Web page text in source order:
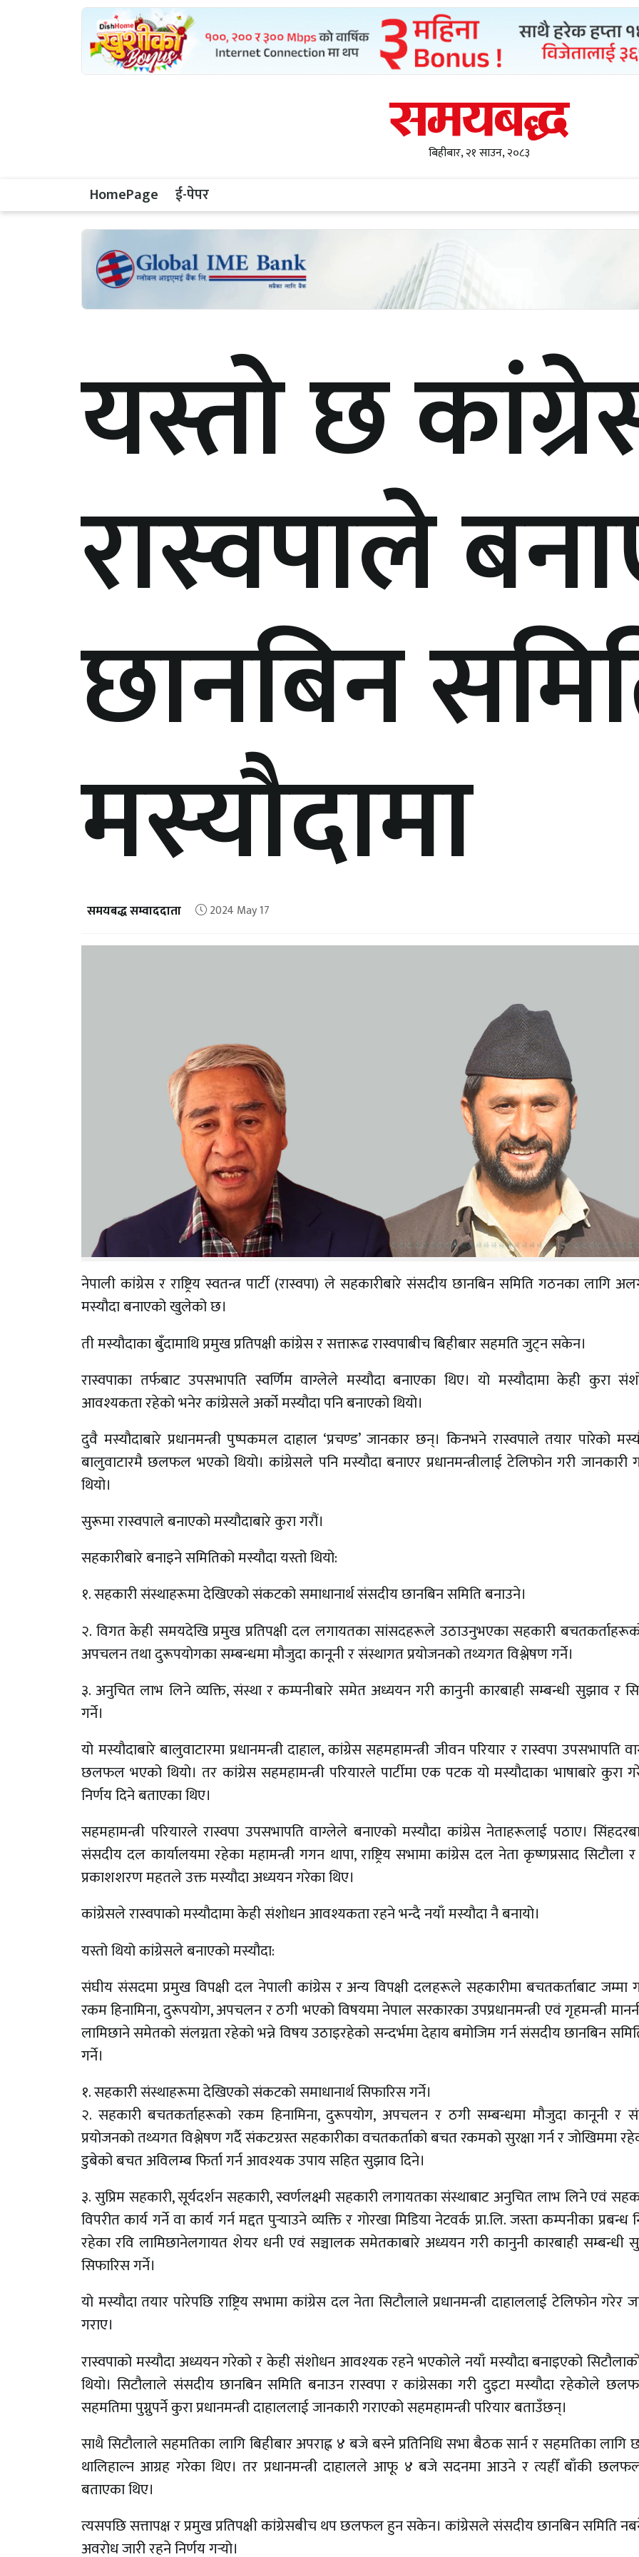
बिहीबार, २१ साउन, २०८३
HomePage ई-पेपर
यस्तो छ
रास्वपाले
छानबिन
मस्यौदामा
समयबद्ध सम्वाददाता 2024 May 17
नेपाली कांग्रेस र राष्ट्रिय स्वतन्त्र पार्टी (रास्वपा) ले सहकारीबारे संसदीय छानबिन समिति गठनका लागि
मस्यौदा बनाएको खुलेको छ।
ती मस्यौदाका बुँदामाथि प्रमुख प्रतिपक्षी कांग्रेस र सत्तारूढ रास्वपाबीच बिहीबार सहमति जुट्न सकेन।
रास्वपाका तर्फबाट उपसभापति स्वर्णिम वाग्लेले मस्यौदा बनाएका थिए। यो मस्यौदामा केही कुरा
आवश्यकता रहेको भनेर कांग्रेसले अर्को मस्यौदा पनि बनाएको थियो।
दुवै मस्यौदाबारे प्रधानमन्त्री पुष्पकमल दाहाल ‘प्रचण्ड’ जानकार छन्। किनभने रास्वपाले तयार पारेको
बालुवाटारमै छलफल भएको थियो। कांग्रेसले पनि मस्यौदा बनाएर प्रधानमन्त्रीलाई टेलिफोन गरी जानकारी
थियो।
सुरूमा रास्वपाले बनाएको मस्यौदाबारे कुरा गरौं।
सहकारीबारे बनाइने समितिको मस्यौदा यस्तो थियो:
१. सहकारी संस्थाहरूमा देखिएको संकटको समाधानार्थ संसदीय छानबिन समिति बनाउने।
२. विगत केही समयदेखि प्रमुख प्रतिपक्षी दल लगायतका सांसदहरूले उठाउनुभएका सहकारी
अपचलन तथा दुरूपयोगका सम्बन्धमा मौजुदा कानूनी र संस्थागत प्रयोजनको तथ्यगत विश्लेषण गर्ने।
३. अनुचित लाभ लिने व्यक्ति, संस्था र कम्पनीबारे समेत अध्ययन गरी कानुनी कारबाही सम्बन्धी सुझाव र
गर्ने।
यो मस्यौदाबारे बालुवाटारमा प्रधानमन्त्री दाहाल, कांग्रेस सहमहामन्त्री जीवन परियार र रास्वपा उपसभापति
छलफल भएको थियो। तर कांग्रेस सहमहामन्त्री परियारले पार्टीमा एक पटक यो मस्यौदाका भाषाबारे कुरा
निर्णय दिने बताएका थिए।
सहमहामन्त्री परियारले रास्वपा उपसभापति वाग्लेले बनाएको मस्यौदा कांग्रेस नेताहरूलाई पठाए।
संसदीय दल कार्यालयमा रहेका महामन्त्री गगन थापा, राष्ट्रिय सभामा कांग्रेस दल नेता कृष्णप्रसाद सिटौला र
प्रकाशशरण महतले उक्त मस्यौदा अध्ययन गरेका थिए।
कांग्रेसले रास्वपाको मस्यौदामा केही संशोधन आवश्यकता रहने भन्दै नयाँ मस्यौदा नै बनायो।
यस्तो थियो कांग्रेसले बनाएको मस्यौदा:
संघीय संसदमा प्रमुख विपक्षी दल नेपाली कांग्रेस र अन्य विपक्षी दलहरूले सहकारीमा बचतकर्ताबाट जम्मा
रकम हिनामिना, दुरूपयोग, अपचलन र ठगी भएको विषयमा नेपाल सरकारका उपप्रधानमन्त्री एवं गृहमन्त्री
लामिछाने समेतको संलग्नता रहेको भन्ने विषय उठाइरहेको सन्दर्भमा देहाय बमोजिम गर्न संसदीय छानबिन
गर्ने।
१. सहकारी संस्थाहरूमा देखिएको संकटको समाधानार्थ सिफारिस गर्ने।
२. सहकारी बचतकर्ताहरूको रकम हिनामिना, दुरूपयोग, अपचलन र ठगी सम्बन्धमा मौजुदा कानूनी र
प्रयोजनको तथ्यगत विश्लेषण गर्दै संकटग्रस्त सहकारीका वचतकर्ताको बचत रकमको सुरक्षा गर्न र जोखिममा
डुबेको बचत अविलम्ब फिर्ता गर्न आवश्यक उपाय सहित सुझाव दिने।
३. सुप्रिम सहकारी, सूर्यदर्शन सहकारी, स्वर्णलक्ष्मी सहकारी लगायतका संस्थाबाट अनुचित लाभ लिने एवं
विपरीत कार्य गर्ने वा कार्य गर्न मद्दत पुर्‍याउने व्यक्ति र गोरखा मिडिया नेटवर्क प्रा.लि. जस्ता कम्पनीका प्रबन्ध
रहेका रवि लामिछानेलगायत शेयर धनी एवं सञ्चालक समेतकाबारे अध्ययन गरी कानुनी कारबाही सम्बन्धी
सिफारिस गर्ने।
यो मस्यौदा तयार पारेपछि राष्ट्रिय सभामा कांग्रेस दल नेता सिटौलाले प्रधानमन्त्री दाहाललाई टेलिफोन गरेर
गराए।
रास्वपाको मस्यौदा अध्ययन गरेको र केही संशोधन आवश्यक रहने भएकोले नयाँ मस्यौदा बनाइएको
थियो। सिटौलाले संसदीय छानबिन समिति बनाउन रास्वपा र कांग्रेसका गरी दुइटा मस्यौदा रहेकोले
सहमतिमा पुग्नुपर्ने कुरा प्रधानमन्त्री दाहाललाई जानकारी गराएको सहमहामन्त्री परियार बताउँछन्।
साथै सिटौलाले सहमतिका लागि बिहीबार अपराह्न ४ बजे बस्ने प्रतिनिधि सभा बैठक सार्न र सहमतिका
थालिहाल्न आग्रह गरेका थिए। तर प्रधानमन्त्री दाहालले आफू ४ बजे सदनमा आउने र त्यहीँ बाँकी
बताएका थिए।
त्यसपछि सत्तापक्ष र प्रमुख प्रतिपक्षी कांग्रेसबीच थप छलफल हुन सकेन। कांग्रेसले संसदीय छानबिन समिति
अवरोध जारी रहने निर्णय गर्‍यो।